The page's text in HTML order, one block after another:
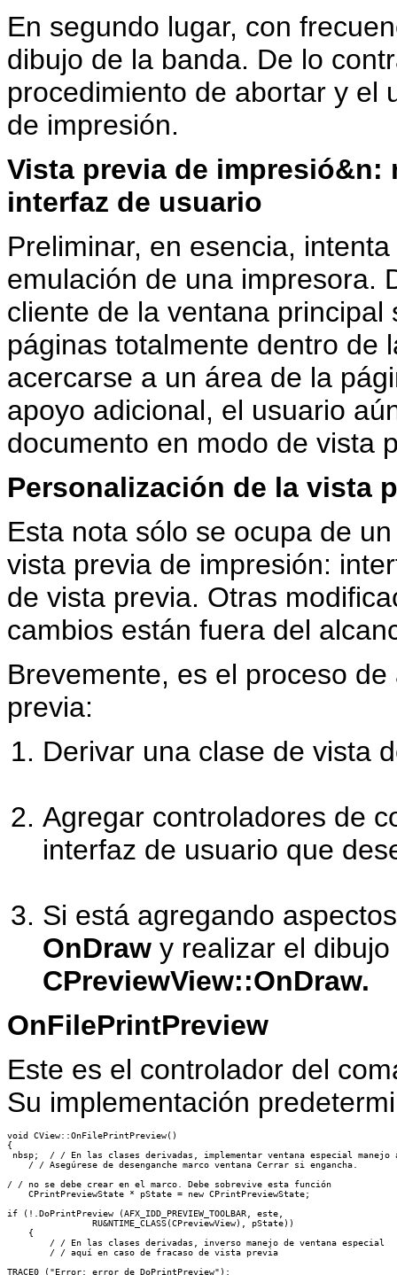
En segundo lugar, con
dibujo de la banda. De lo
procedimiento de abortar y el
de impresión.
Vista previa de
interfaz de usuario
Preliminar, en esencia,
emulación de una impresora.
cliente de la ventana
páginas totalmente dentro de
acercarse a un área de la
apoyo adicional, el usuario
documento en modo de vista
Personalización de la vista
Esta nota sólo se ocupa de
vista previa de impresión:
de vista previa. Otras
cambios están fuera del
Brevemente, es el proceso
previa:
Derivar una clase de vista
Agregar controladores de
interfaz de usuario que
Si está agregando
OnDraw y realizar el
CPreviewView::OnDraw.
OnFilePrintPreview
Este es el controlador del
Su implementación
void CView::OnFilePrintPreview()
{
nbsp;  / / En las clases derivadas, implementar ventana especial manejo
/ / Asegúrese de desenganche marco ventana Cerrar si engancha.
/ / no se debe crear en el marco. Debe sobrevive esta función
CPrintPreviewState * pState = new CPrintPreviewState;
if (!.DoPrintPreview (AFX_IDD_PREVIEW_TOOLBAR, este,
RU&NTIME_CLASS(CPreviewView), pState))
{
/ / En las clases derivadas, inverso manejo de ventana especial
/ / aquí en caso de fracaso de vista previa
TRACE0 ("Error: error de DoPrintPreview");